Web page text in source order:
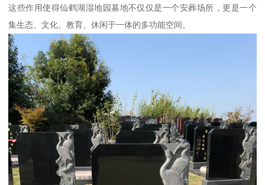
这些作用使得仙鹤湖湿地园墓地不仅仅是一个安葬场所，更是一个
集生态、文化、教育、休闲于一体的多功能空间。